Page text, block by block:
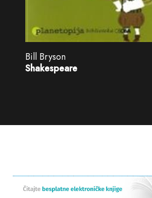
Bill Bryson
Shakespeare